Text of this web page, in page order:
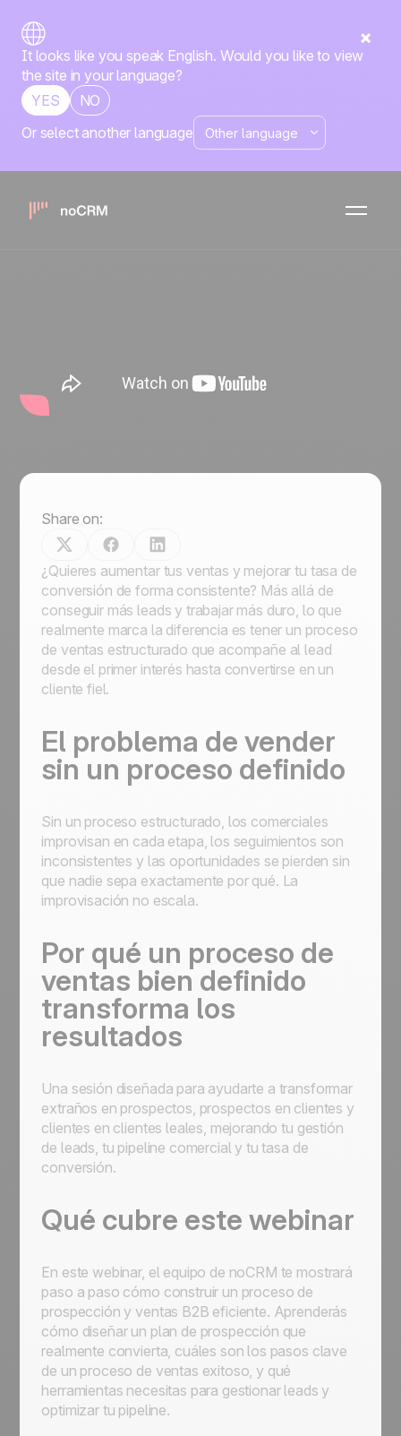
It looks like you speak English. Would you like to view
the site in your language?
YES
NO
Or select another language
Convierte más prospectos
en clientes con un proceso
de ventas eficiente
Share on:
¿Quieres aumentar tus ventas y mejorar tu tasa de
conversión de forma consistente? Más allá de
conseguir más leads y trabajar más duro, lo que
realmente marca la diferencia es tener un proceso
de ventas estructurado que acompañe al lead
desde el primer interés hasta convertirse en un
cliente fiel.
El problema de vender
sin un proceso definido
Sin un proceso estructurado, los comerciales
improvisan en cada etapa, los seguimientos son
inconsistentes y las oportunidades se pierden sin
que nadie sepa exactamente por qué. La
improvisación no escala.
Por qué un proceso de
ventas bien definido
transforma los
resultados
Una sesión diseñada para ayudarte a transformar
extraños en prospectos, prospectos en clientes y
clientes en clientes leales, mejorando tu gestión
de leads, tu pipeline comercial y tu tasa de
conversión.
Qué cubre este webinar
En este webinar, el equipo de noCRM te mostrará
paso a paso cómo construir un proceso de
prospección y ventas B2B eficiente. Aprenderás
cómo diseñar un plan de prospección que
realmente convierta, cuáles son los pasos clave
de un proceso de ventas exitoso, y qué
herramientas necesitas para gestionar leads y
optimizar tu pipeline.